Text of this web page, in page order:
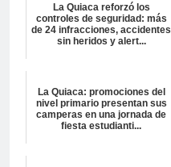
La Quiaca reforzó los
controles de seguridad: más
de 24 infracciones, accidentes
sin heridos y alert...
La Quiaca: promociones del
nivel primario presentan sus
camperas en una jornada de
fiesta estudianti...